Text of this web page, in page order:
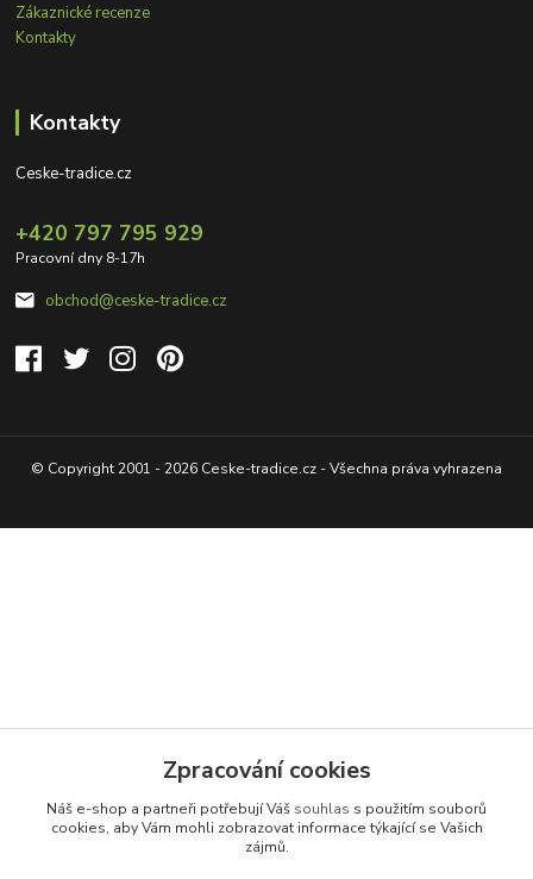
Zákaznické recenze
Kontakty
Kontakty
Ceske-tradice.cz
+420 797 795 929
Pracovní dny 8-17h
obchod@ceske-tradice.cz
© Copyright 2001 - 2026 Ceske-tradice.cz - Všechna práva vyhrazena
Zpracování cookies
Náš e-shop a partneři potřebují Váš souhlas s použitím souborů
cookies, aby Vám mohli zobrazovat informace týkající se Vašich
zájmů.